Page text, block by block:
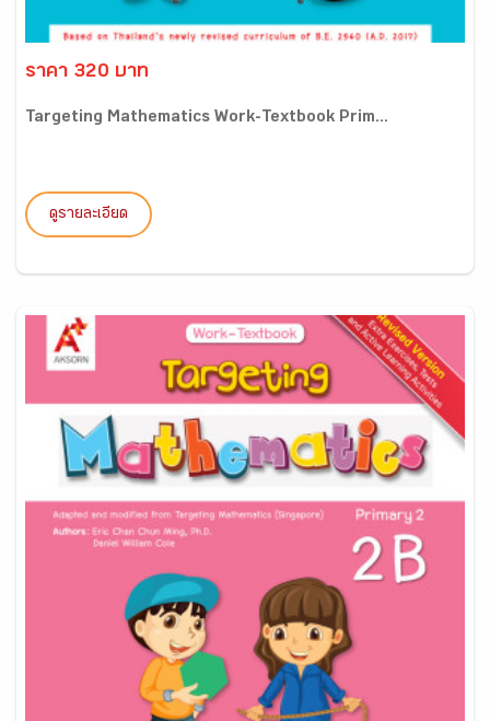
ราคา 320 บาท
Targeting Mathematics Work-Textbook Prim...
ดูรายละเอียด